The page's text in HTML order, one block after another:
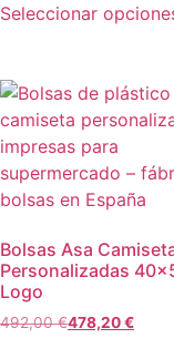
Seleccionar
Bolsas Asa
Personalizadas
Logo
492,00€478,20€